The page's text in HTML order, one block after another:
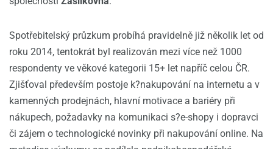
Spotřebitelský průzkum probíhá pravidelně již několik let od
roku 2014, tentokrát byl realizován mezi více než 1000
respondenty ve věkové kategorii 15+ let napříč celou ČR.
Zjišťoval především postoje k?nakupování na internetu a v
kamenných prodejnách, hlavní motivace a bariéry při
nákupech, požadavky na komunikaci s?e-shopy i dopravci
či zájem o technologické novinky při nakupování online. Na